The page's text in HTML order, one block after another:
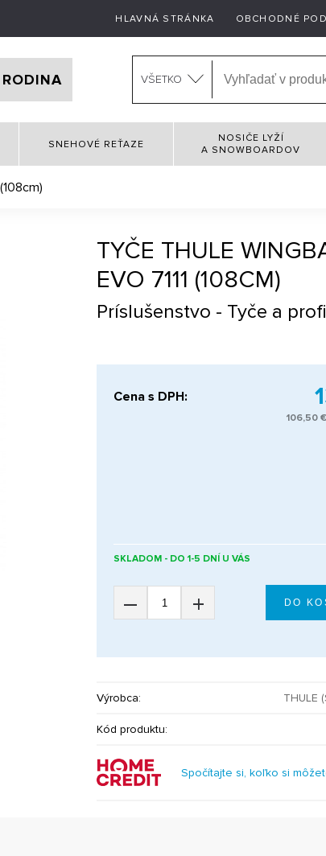
HLAVNÁ STRÁNKA OBCHODNÉ
VŠETKO
SNEHOVÉ REŤAZE
NOSIČE LYŽÍ
A SNOWBOARDOV
TYČE THULE
EVO 7111 (108CM)
Príslušenstvo - Tyče a
Cena s DPH:
106,50
SKLADOM - DO 1-5 DNÍ U VÁS
– +
Výrobca: THULE
Kód produktu:
Spočítajte si, koľko si